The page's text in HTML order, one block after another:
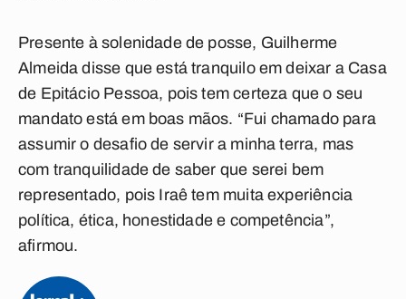
Presente à solenidade de posse, Guilherme
Almeida disse que está tranquilo em deixar a Casa
de Epitácio Pessoa, pois tem certeza que o seu
mandato está em boas mãos. “Fui chamado para
assumir o desafio de servir a minha terra, mas
com tranquilidade de saber que serei bem
representado, pois Iraê tem muita experiência
política, ética, honestidade e competência”,
afirmou.